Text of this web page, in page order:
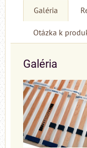
Galéria
Otázka k
Galéria